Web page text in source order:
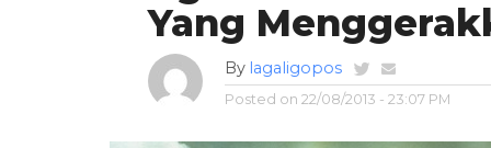
Yang
By lagaligopos
Posted on 22/08/2013 - 23:07 PM